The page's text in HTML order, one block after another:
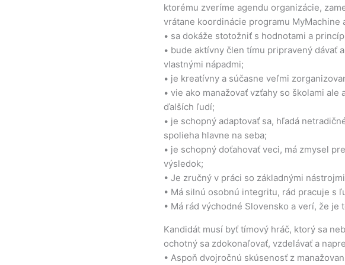
ktorému zveríme agendu organizácie,
vrátane koordinácie programu MyMachine
• sa dokáže stotožniť s hodnotami a
• bude aktívny člen tímu pripravený dávať
vlastnými nápadmi;
• je kreatívny a súčasne veľmi
• vie ako manažovať vzťahy so školami
ďalších ľudí;
• je schopný adaptovať sa, hľadá
spolieha hlavne na seba;
• je schopný doťahovať veci, má zmysel
výsledok;
• Je zručný v práci so základnými
• Má silnú osobnú integritu, rád pracuje s
• Má rád východné Slovensko a verí, že
Kandidát musí byť tímový hráč, ktorý sa
ochotný sa zdokonaľovať, vzdelávať a
• Aspoň dvojročnú skúsenosť z